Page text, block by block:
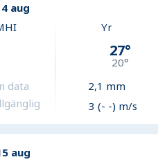
aug
data
Yr
27°
20°
2,1 mm
3 (- -) m/s
aug